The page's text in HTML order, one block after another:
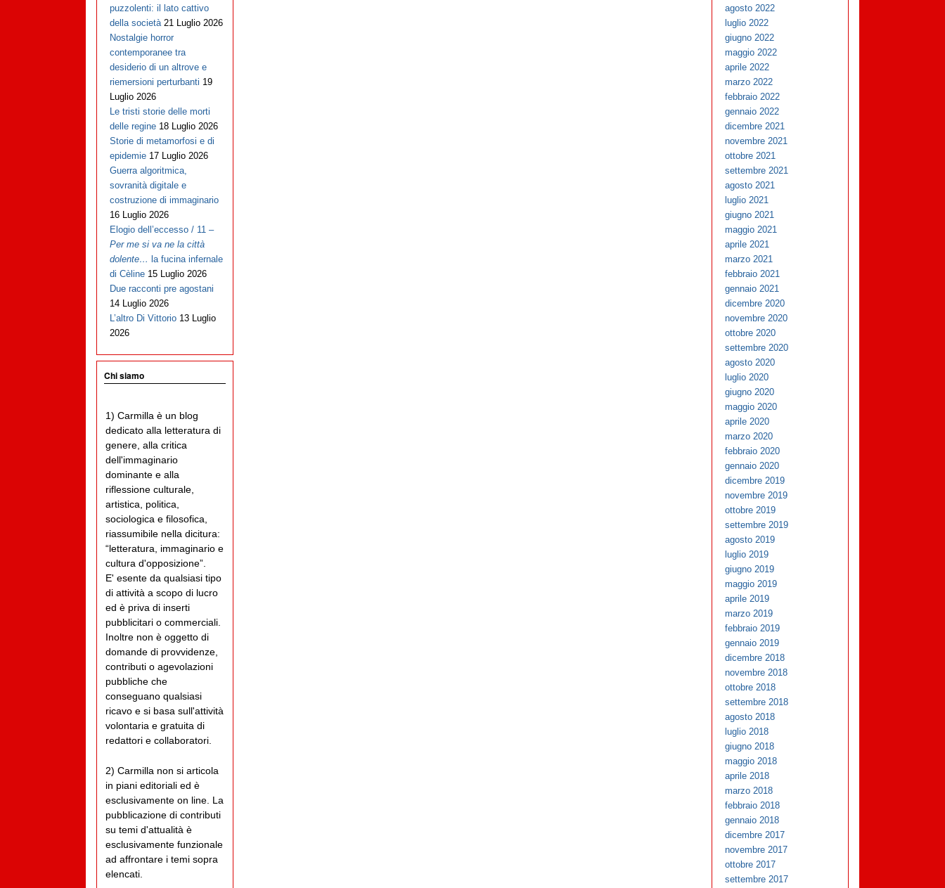
puzzolenti: il lato cattivo
della società 21 Luglio 2026
Nostalgie horror
contemporanee tra
desiderio di un altrove e
riemersioni perturbanti 19
Luglio 2026
Le tristi storie delle morti
delle regine 18 Luglio 2026
Storie di metamorfosi e di
epidemie 17 Luglio 2026
Guerra algoritmica,
sovranità digitale e
costruzione di immaginario
16 Luglio 2026
Elogio dell’eccesso / 11 –
Per me si va ne la città
dolente… la fucina infernale
di Cèline 15 Luglio 2026
Due racconti pre agostani
14 Luglio 2026
L’altro Di Vittorio 13 Luglio
2026
Chi siamo
1) Carmilla è un blog
dedicato alla letteratura di
genere, alla critica
dell'immaginario
dominante e alla
riflessione culturale,
artistica, politica,
sociologica e filosofica,
riassumibile nella dicitura:
“letteratura, immaginario e
cultura d'opposizione”.
E' esente da qualsiasi tipo
di attività a scopo di lucro
ed è priva di inserti
pubblicitari o commerciali.
Inoltre non è oggetto di
domande di provvidenze,
contributi o agevolazioni
pubbliche che
conseguano qualsiasi
ricavo e si basa sull'attività
volontaria e gratuita di
redattori e collaboratori.
2) Carmilla non si articola
in piani editoriali ed è
esclusivamente on line. La
pubblicazione di contributi
su temi d'attualità è
esclusivamente funzionale
ad affrontare i temi sopra
elencati.
agosto 2022
luglio 2022
giugno 2022
maggio 2022
aprile 2022
marzo 2022
febbraio 2022
gennaio 2022
dicembre 2021
novembre 2021
ottobre 2021
settembre 2021
agosto 2021
luglio 2021
giugno 2021
maggio 2021
aprile 2021
marzo 2021
febbraio 2021
gennaio 2021
dicembre 2020
novembre 2020
ottobre 2020
settembre 2020
agosto 2020
luglio 2020
giugno 2020
maggio 2020
aprile 2020
marzo 2020
febbraio 2020
gennaio 2020
dicembre 2019
novembre 2019
ottobre 2019
settembre 2019
agosto 2019
luglio 2019
giugno 2019
maggio 2019
aprile 2019
marzo 2019
febbraio 2019
gennaio 2019
dicembre 2018
novembre 2018
ottobre 2018
settembre 2018
agosto 2018
luglio 2018
giugno 2018
maggio 2018
aprile 2018
marzo 2018
febbraio 2018
gennaio 2018
dicembre 2017
novembre 2017
ottobre 2017
settembre 2017